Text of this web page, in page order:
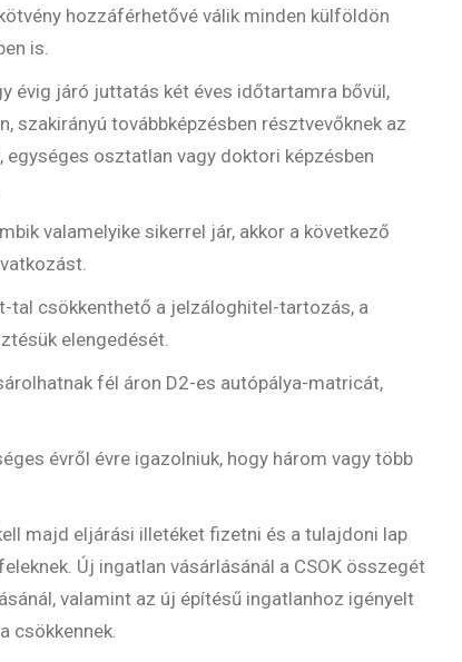
hozzáférhetővé válik minden külföldön
is.
évig járó juttatás két éves időtartamra bővül,
szakirányú továbbképzésben résztvevőknek az
osztatlan vagy doktori képzésben
valamelyike sikerrel jár, akkor a következő
tal csökkenthető a jelzáloghitel-tartozás, a
elengedését.
fél áron D2-es autópálya-matricát,
évről évre igazolniuk, hogy három vagy több
majd eljárási illetéket fizetni és a tulajdoni lap
Új ingatlan vásárlásánál a CSOK összegét
valamint az új építésű ingatlanhoz igényelt
csökkennek.